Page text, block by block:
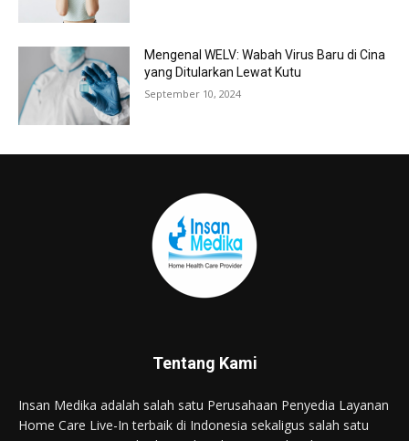
Mengenal WELV: Wabah Virus Baru di Cina
yang Ditularkan Lewat Kutu
September 10, 2024
Tentang Kami
Insan Medika adalah salah satu Perusahaan Penyedia Layanan
Home Care Live-In terbaik di Indonesia sekaligus salah satu